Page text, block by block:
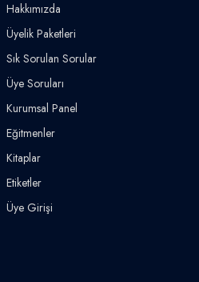
Hakkımızda
Üyelik Paketleri
Sık Sorulan Sorular
Üye Soruları
Kurumsal Panel
Eğitmenler
Kitaplar
Etiketler
Üye Girişi